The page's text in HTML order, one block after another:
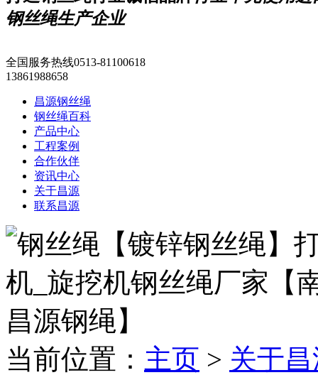
钢丝绳生产企业
全国服务热线0513-81100618
13861988658
昌源钢丝绳
钢丝绳百科
产品中心
工程案例
合作伙伴
资讯中心
关于昌源
联系昌源
当前位置： 主页 > 关于